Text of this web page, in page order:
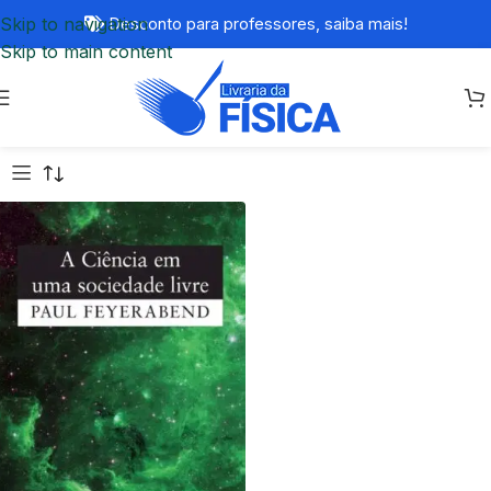
Skip to navigation
Skip to main content
Desconto para professores, saiba mais!